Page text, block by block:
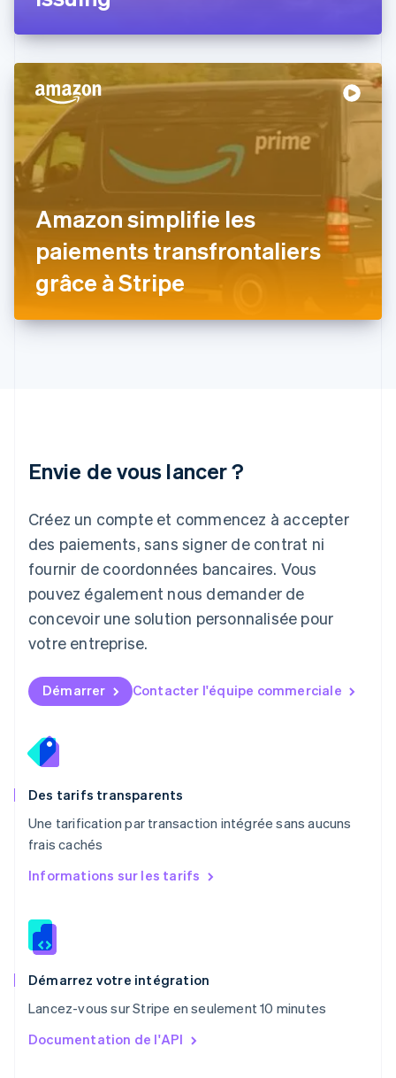
Amazon simplifie les
paiements transfrontaliers
grâce à Stripe
Envie de vous lancer ?
Créez un compte et commencez à accepter
des paiements, sans signer de contrat ni
fournir de coordonnées bancaires. Vous
pouvez également nous demander de
concevoir une solution personnalisée pour
votre entreprise.
Démarrer Contacter l'équipe commerciale
Des tarifs transparents
Une tarification par transaction intégrée sans aucuns
frais cachés
Informations sur les tarifs
Démarrez votre intégration
Lancez-vous sur Stripe en seulement 10 minutes
Documentation de l'API
Español English
English
États-Unis
Finlande
English
France
Français English
Gibraltar
English
English
Inde
English
English
Deutsch English
Luxembourg
FrançaisDeutsch English
Malaisie
English 简体中文
Malte
English
EspañolEnglish
English
Nouvelle-Zélande
Pays-Bas
Nederlands
English
PortuguêsEnglish
R.A.S. de Hong Kong, Chine
English
Roumanie
Royaume-Uni
English
English简体中文
English